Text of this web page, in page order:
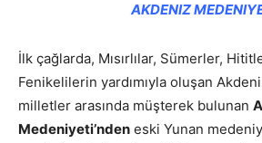
AKDENIZ
İlk çağlarda, Mısırlılar, Sümerler,
Fenikelilerin yardımıyla oluşan
milletler arasında müşterek bulunan
Medeniyeti’nden eski Yunan